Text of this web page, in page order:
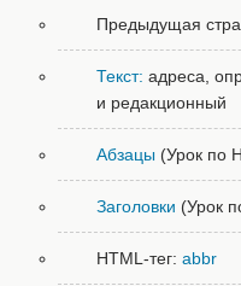
Предыдущая
Текст: адреса,
и редакционный
Абзацы (Урок по
Заголовки (Урок
HTML-тег:abbr